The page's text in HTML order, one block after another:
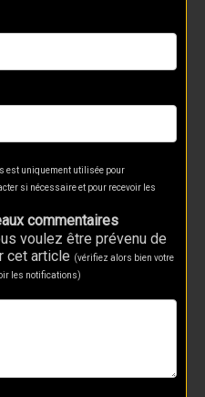
est uniquement utilisée pour
si nécessaire et pour recevoir les
commentaires
voulez être prévenu de
cet article (vérifiez alors bien votre
les notifications)